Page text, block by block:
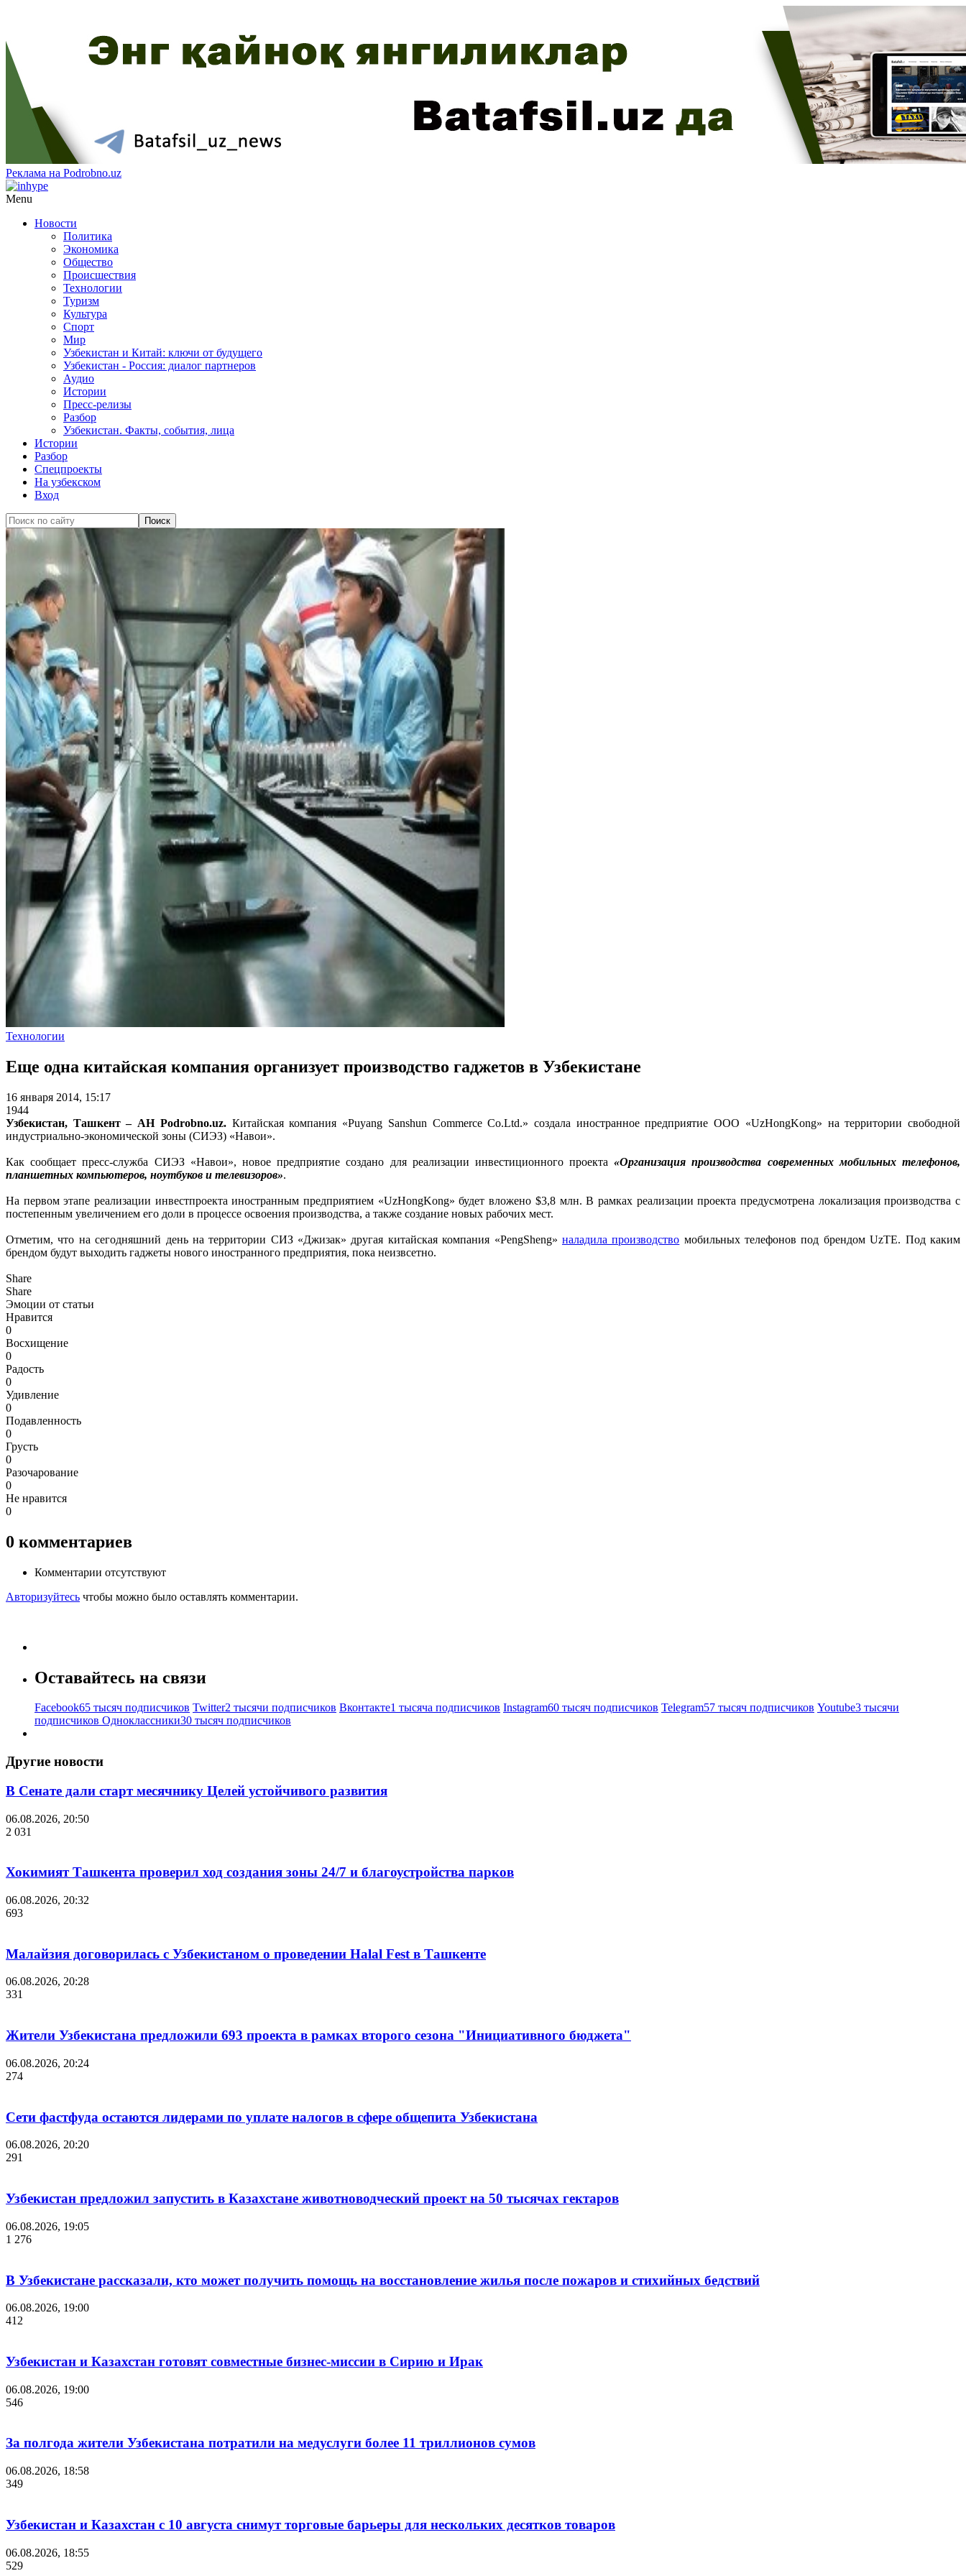
Реклама на Podrobno.uz
Menu
Новости
Политика
Экономика
Общество
Происшествия
Технологии
Туризм
Культура
Спорт
Мир
Узбекистан и Китай: ключи от будущего
Узбекистан - Россия: диалог партнеров
Аудио
Истории
Пресс-релизы
Разбор
Узбекистан. Факты, события, лица
Истории
Разбор
Спецпроекты
На узбекском
Вход
Технологии
Еще одна китайская компания организует производство гаджетов в Узбекистане
16 января 2014, 15:17
1944
Узбекистан, Ташкент – АН Podrobno.uz. Китайская компания «Puyang Sanshun Commerce Co.Ltd.» создала иностранное предприятие ООО «UzHongKong» на территории свободной
индустриально-экономической зоны (СИЭЗ) «Навои».
Как сообщает пресс-служба СИЭЗ «Навои», новое предприятие создано для реализации инвестиционного проекта«Организация производства современных мобильных телефонов,
планшетных компьютеров, ноутбуков и телевизоров».
На первом этапе реализации инвестпроекта иностранным предприятием «UzHongKong» будет вложено $3,8 млн. В рамках реализации проекта предусмотрена локализация производства с
постепенным увеличением его доли в процессе освоения производства, а также создание новых рабочих мест.
Отметим, что на сегодняшний день на территории СИЗ «Джизак» другая китайская компания «PengSheng» наладила производство мобильных телефонов под брендом UzTE. Под каким
брендом будут выходить гаджеты нового иностранного предприятия, пока неизвсетно.
Share
Share
Эмоции от статьи
Нравится
0
Восхищение
0
Радость
0
Удивление
0
Подавленность
0
Грусть
0
Разочарование
0
Не нравится
0
0 комментариев
Комментарии отсутствуют
Авторизуйтесь чтобы можно было оставлять комментарии.
Оставайтесь на связи
Facebook65 тысяч подписчиков Twitter2 тысячи подписчиков Вконтакте1 тысяча подписчиков Instagram60 тысяч подписчиков Telegram57 тысяч подписчиков Youtube3 тысячи
подписчиков Одноклассники30 тысяч подписчиков
Другие новости
В Сенате дали старт месячнику Целей устойчивого развития
06.08.2026, 20:50
2 031
Хокимият Ташкента проверил ход создания зоны 24/7 и благоустройства парков
06.08.2026, 20:32
693
Малайзия договорилась с Узбекистаном о проведении Halal Fest в Ташкенте
06.08.2026, 20:28
331
Жители Узбекистана предложили 693 проекта в рамках второго сезона "Инициативного бюджета"
06.08.2026, 20:24
274
Сети фастфуда остаются лидерами по уплате налогов в сфере общепита Узбекистана
06.08.2026, 20:20
291
Узбекистан предложил запустить в Казахстане животноводческий проект на 50 тысячах гектаров
06.08.2026, 19:05
1 276
В Узбекистане рассказали, кто может получить помощь на восстановление жилья после пожаров и стихийных бедствий
06.08.2026, 19:00
412
Узбекистан и Казахстан готовят совместные бизнес-миссии в Сирию и Ирак
06.08.2026, 19:00
546
За полгода жители Узбекистана потратили на медуслуги более 11 триллионов сумов
06.08.2026, 18:58
349
Узбекистан и Казахстан с 10 августа снимут торговые барьеры для нескольких десятков товаров
06.08.2026, 18:55
529